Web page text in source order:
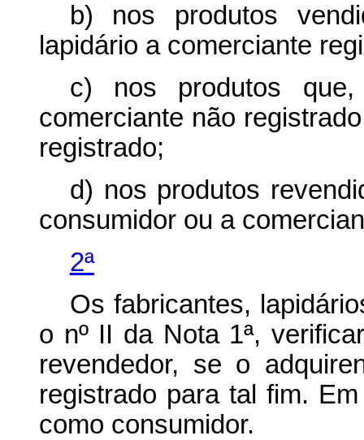
b) nos produtos
lapidário a comerciante
c) nos produtos
comerciante não
registrado;
d) nos produtos
consumidor ou a
2ª
Os fabricantes,
o nº II da Nota 1ª,
revendedor, se o
registrado para tal fim.
como consumidor.